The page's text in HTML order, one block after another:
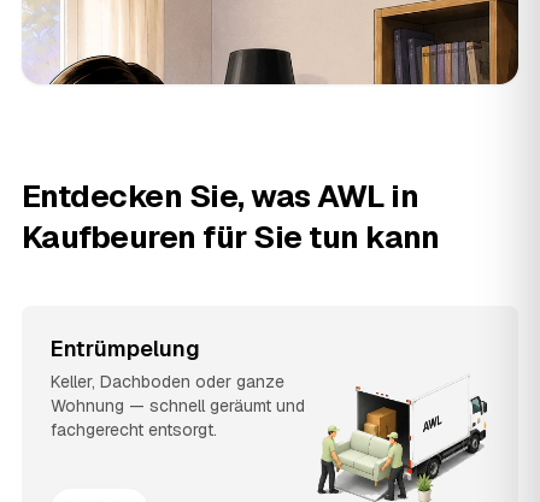
Entdecken Sie, was AWL in
Kaufbeuren für Sie tun kann
Entrümpelung
Keller, Dachboden oder ganze
Wohnung — schnell geräumt und
fachgerecht entsorgt.